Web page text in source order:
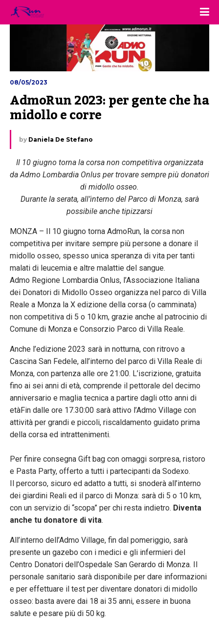
08/05/2023
AdmoRun 2023: per gente che ha
midollo e corre
by Daniela De Stefano
Il 10 giugno torna la corsa non competitiva organizzata
da Admo Lombardia Onlus per trovare sempre più donatori
di midollo osseo.
Durante la serata, all’interno del Parco di Monza, sarà
possibile anche tipizzarsi
MONZA – Il 10 giugno torna AdmoRun, la corsa non
competitiva per invitare sempre più persone a donare il
midollo osseo, spesso unica speranza di vita per tanti
malati di leucemia e altre malattie del sangue.
Admo Regione Lombardia Onlus, l’Associazione Italiana
dei Donatori di Midollo Osseo organizza nel parco di Villa
Reale a Monza la X edizione della corsa (o camminata)
non competitiva di 5 o 10 km, grazie anche al patrocinio di
Comune di Monza e Consorzio Parco di Villa Reale.
Anche l’edizione 2023 sarà in notturna, con ritrovo a
Cascina San Fedele, all’interno del parco di Villa Reale di
Monza, con partenza alle ore 21:00. L’iscrizione, gratuita
fino ai sei anni di età, comprende il pettorale del decimo
anniversario e maglia tecnica a partire dagli otto anni di
etàFin dalle ore 17.30:00 sarà attivo l’Admo Village con
attività per grandi e piccoli, riscaldamento guidato prima
della corsa ed intrattenimenti.
Per finire consegna Gift bag con omaggi sorpresa, ristoro
e Pasta Party, offerto a tutti i partecipanti da Sodexo.
Il percorso, sicuro ed adatto a tutti, si snoderà all’interno
dei giardini Reali ed il parco di Monza: sarà di 5 o 10 km,
con un servizio di “scopa” per chi resta indietro. Diventa
anche tu donatore di vita.
All’interno dell’Admo Village, fin dal pomeriggio, sarà
presente un gazebo con i medici e gli infermieri del
Centro Donatori dell’Ospedale San Gerardo di Monza. Il
personale sanitario sarà disponibile per dare informazioni
e per effettuare il test per diventare donatori di midollo
osseo: basta avere dai 18 ai 35 anni, essere in buona
salute e pesare più di 50 kg.